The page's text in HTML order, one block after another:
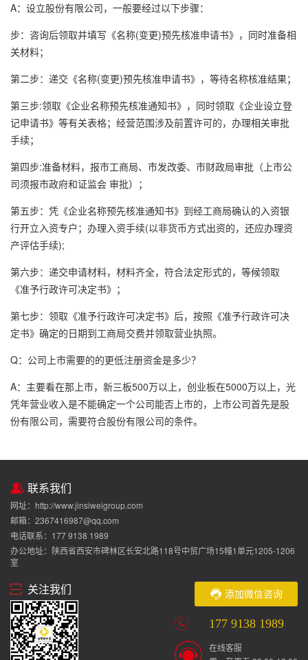
A：设立股份有限公司，一般要经过以下步骤：
步：咨询后领取并填写《名称(变更)预先核准申请书》，同时准备相
关材料；
第二步：递交《名称(变更)预先核准申请书》，等待名称核准结果；
第三步:领取《企业名称预先核准通知书》，同时领取《企业设立登
记申请书》等有关表格；经营范围涉及前置许可的，办理相关审批
手续；
第四步:准备材料，报市工商局、市发改委、市财政局审批（上市公
司须报市政府和证监会 审批）；
第五步：凭《企业名称预先核准通知书》到经工商局确认的入资银
行开立入资专户；办理入资手续(以非货币方式出资的，还应办理资
产评估手续);
第六步：递交申请材料，材料齐全，符合法定形式的，等候领取
《准予行政许可决定书》；
第七步：领取《准予行政许可决定书》后，按照《准予行政许可决
定书》确定的日期到工商局交费并领取营业执照。
Q：公司上市需要的的更低注册资金是多少？
A：主要看在那上市，新三板500万以上，创业板在5000万以上，光
凭年营业收入是不能确定一个公司能否上市的，上市公司首先是股
份有限公司，需要符合股份有限公司的条件。
联系我们
网址：http://www.jinsiweigroup.com
邮箱：2367416987@qq.com
电话联系：177 9138 1989
办公地址：陕西省西安市碑林区长安北路118号中贸广场15幢1单元1205-1206
室
关注我们 添加微信咨询
177 9138 1989
在线客服